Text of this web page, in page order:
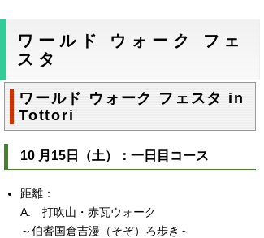
ワールド ウォーク フェ
スタ
ワールド ウォーク フェスタ in
Tottori
10 月15日（土）：一日目コース
A. 打吹山・赤瓦ウォーク
～伯耆国倉吉漫（そぞ）ろ歩き～